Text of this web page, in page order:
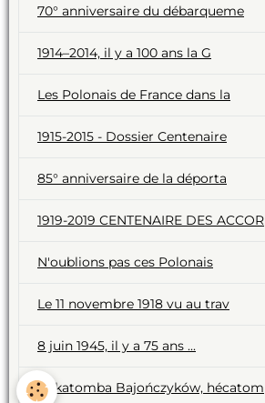
70° anniversaire du débarqueme
1914–2014, il y a 100 ans la G
Les Polonais de France dans la
1915-2015 - Dossier Centenaire
85° anniversaire de la déporta
1919-2019 CENTENAIRE DES ACCOR
N'oublions pas ces Polonais
Le 11 novembre 1918 vu au trav
8 juin 1945, il y a 75 ans ...
Hekatomba Bajończyków, hécatom